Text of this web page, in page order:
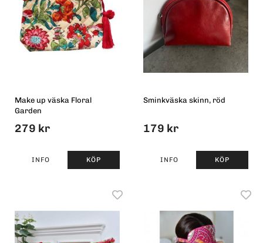
Make up väska Floral
Garden
279 kr
INFO KÖP
Sminkväska skinn, röd
179 kr
INFO KÖP